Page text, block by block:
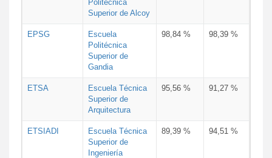
Politécnica
Superior de Alcoy
EPSG
Escuela
Politécnica
Superior de
Gandia
98,84 % 98,39 %
ETSA
Escuela Técnica
Superior de
Arquitectura
95,56 % 91,27 %
ETSIADI
Escuela Técnica
Superior de
Ingeniería
89,39 % 94,51 %